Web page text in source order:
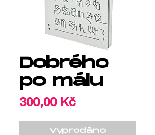
Dobrého
po málu
300,00 KčCena
Vyprodáno